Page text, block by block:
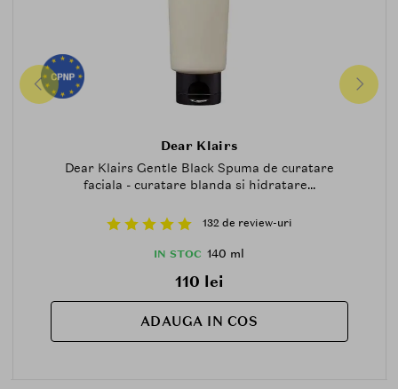
Dear Klairs
Dear Klairs Gentle Black Spuma de curatare
faciala - curatare blanda si hidratare...
132 de review-uri
IN STOC 140 ml
110 lei
ADAUGA IN COS